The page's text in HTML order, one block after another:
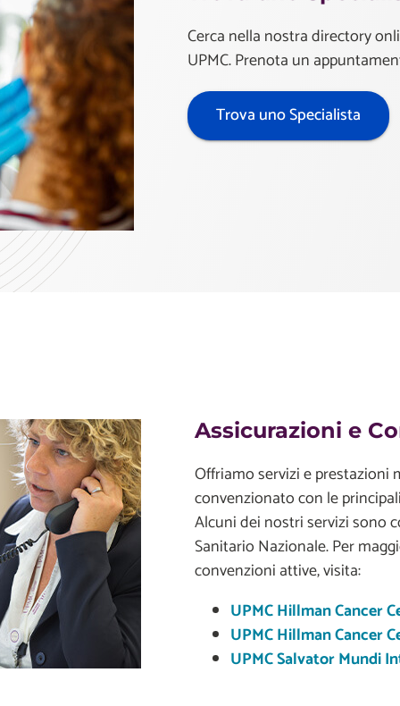
Cerca nella nostra directory
UPMC. Prenota un
Trova uno Specialista
Assicurazioni e
Offriamo servizi e prestazioni
convenzionato con le
Alcuni dei nostri servizi sono
Sanitario Nazionale. Per
convenzioni attive, visita:
UPMC Hillman Cancer
UPMC Hillman Cancer
UPMC Salvator Mundi